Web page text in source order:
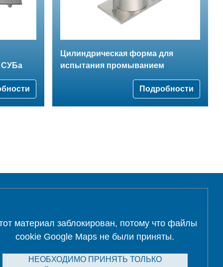
СУБа
Цилиндрическая форма для
испытания промыванием
Подробности
материал заблокирован, потому что файлы
cookie Google Maps не были приняты.
НЕОБХОДИМО ПРИНЯТЬ ТОЛЬКО